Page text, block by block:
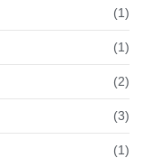
(1)
(1)
(2)
(3)
(1)